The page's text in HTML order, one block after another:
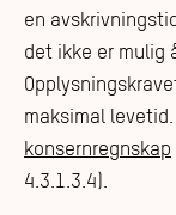
en
det ikke er mulig
maksimal levetid.
konsernregnskap
4.3.1.3.4).